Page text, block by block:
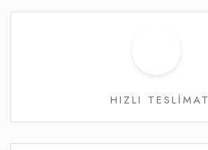
HIZLI TESLİMAT